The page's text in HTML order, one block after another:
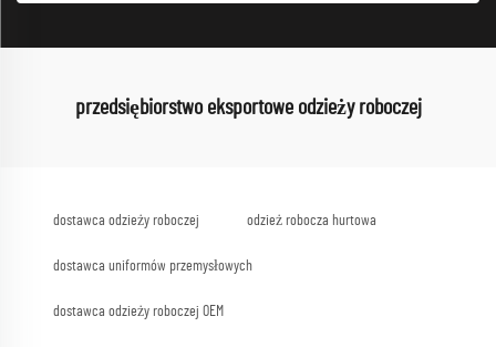
przedsiębiorstwo eksportowe odzieży roboczej
dostawca odzieży roboczej odzież robocza hurtowa
dostawca uniformów przemysłowych
dostawca odzieży roboczej OEM